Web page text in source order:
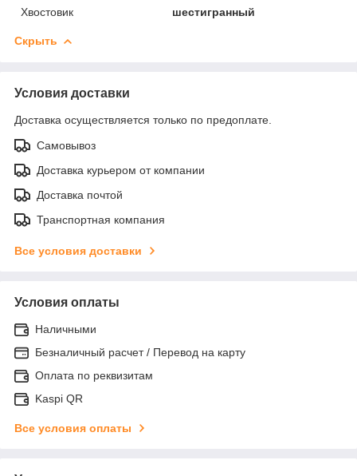
Хвостовик
шестигранный
Скрыть
Условия доставки
Доставка осуществляется только по предоплате.
Самовывоз
Доставка курьером от компании
Доставка почтой
Транспортная компания
Все условия доставки
Условия оплаты
Наличными
Безналичный расчет / Перевод на карту
Оплата по реквизитам
Kaspi QR
Все условия оплаты